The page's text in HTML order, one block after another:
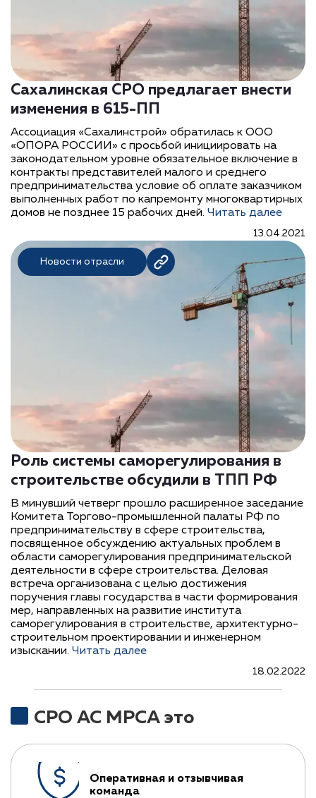
Сахалинская СРО предлагает внести
изменения в 615-ПП
Ассоциация «Сахалинстрой» обратилась к ООО
«ОПОРА РОССИИ» с просьбой инициировать на
законодательном уровне обязательное включение в
контракты представителей малого и среднего
предпринимательства условие об оплате заказчиком
выполненных работ по капремонту многоквартирных
домов не позднее 15 рабочих дней. Читать далее
13.04.2021
Новости отрасли
Роль системы саморегулирования в
строительстве обсудили в ТПП РФ
В минувший четверг прошло расширенное заседание
Комитета Торгово-промышленной палаты РФ по
предпринимательству в сфере строительства,
посвященное обсуждению актуальных проблем в
области саморегулирования предпринимательской
деятельности в сфере строительства. Деловая
встреча организована с целью достижения
поручения главы государства в части формирования
мер, направленных на развитие института
саморегулирования в строительстве, архитектурно-
строительном проектировании и инженерном
изыскании. Читать далее
18.02.2022
СРО АС МРСА это
Оперативная и отзывчивая
команда